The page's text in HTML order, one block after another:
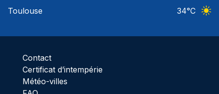
Toulouse
34°C
Contact
Certificat d’intempérie
Météo-villes